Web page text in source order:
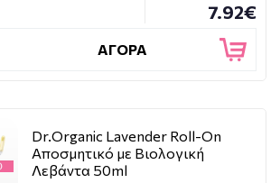
7.92€
ΑΓΟΡΑ
Dr.Organic Lavender Roll-On
Αποσμητικό με Βιολογική
Λεβάντα 50ml